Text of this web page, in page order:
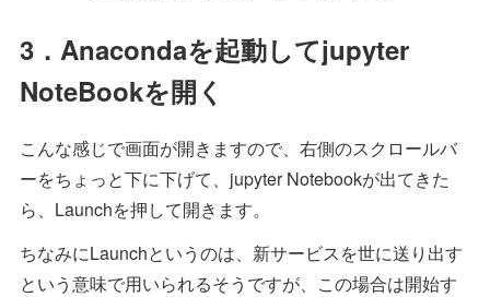
3．Anacondaを起動してjupyter
NoteBookを開く
こんな感じで画面が開きますので、右側のスクロールバ
ーをちょっと下に下げて、jupyter Notebookが出てきた
ら、Launchを押して開きます。
ちなみにLaunchというのは、新サービスを世に送り出す
という意味で用いられるそうですが、この場合は開始す